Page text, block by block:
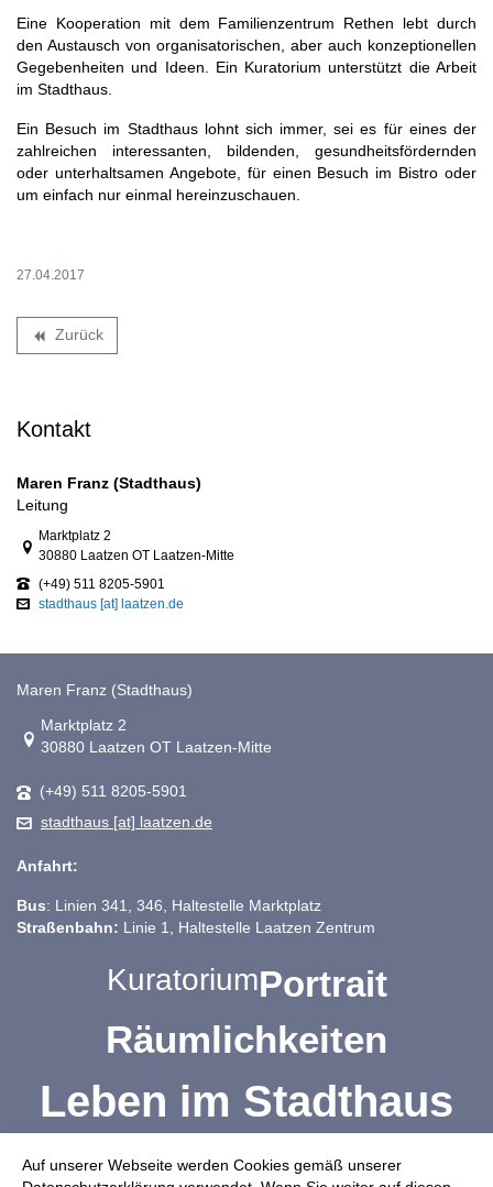
Auf unserer Webseite werden Cookies gemäß unserer
Eine Kooperation mit dem Familienzentrum Rethen lebt durch
den Austausch von organisatorischen, aber auch konzeptionellen
Gegebenheiten und Ideen. Ein Kuratorium unterstützt die Arbeit
im Stadthaus.
Ein Besuch im Stadthaus lohnt sich immer, sei es für eines der
zahlreichen interessanten, bildenden, gesundheitsfördernden
oder unterhaltsamen Angebote, für einen Besuch im Bistro oder
um einfach nur einmal hereinzuschauen.
27.04.2017
backward Zurück
Kontakt
Maren Franz (Stadthaus)
Leitung
Link zur Google-Maps Navigation
Marktplatz 2
30880 Laatzen OT Laatzen-Mitte
(+49) 511 8205-5901
stadthaus [at] laatzen.de
Maren Franz (Stadthaus)
Link zur Google-Maps Navigation
Marktplatz 2
30880 Laatzen OT Laatzen-Mitte
(+49) 511 8205-5901
stadthaus [at] laatzen.de
Anfahrt:
Bus: Linien 341, 346, Haltestelle Marktplatz
Straßenbahn: Linie 1, Haltestelle Laatzen Zentrum
KuratoriumPortrait
Räumlichkeiten
Leben im Stadthaus
Vereine, Verbände, Initiativen